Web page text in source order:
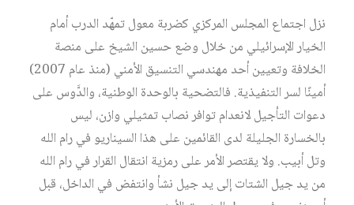
نزل اجتماع المجلس المركزي كضربة معول تمهّد الدرب أمام
الخيار الإسرائيلي من خلال وضع حسين الشيخ على منصة
الخلافة وتعيين أحد مهندسي التنسيق الأمني (منذ عام 2007)
أمينًا لسر التنفيذية. فالتضحية بالوحدة الوطنية، والدَّوس على
دعوات التأجيل لانعدام توافر نصاب تمثيلي وازن، ليس
بالخسارة الجليلة لدى القائمين على هذا السيناريو في رام الله
وتل أبيب. ولا يقتصر الأمر على رمزية انتقال القرار في رام الله
من يد جيل الشتات إلى يد جيل نشأ وانتفض في الداخل، قبل